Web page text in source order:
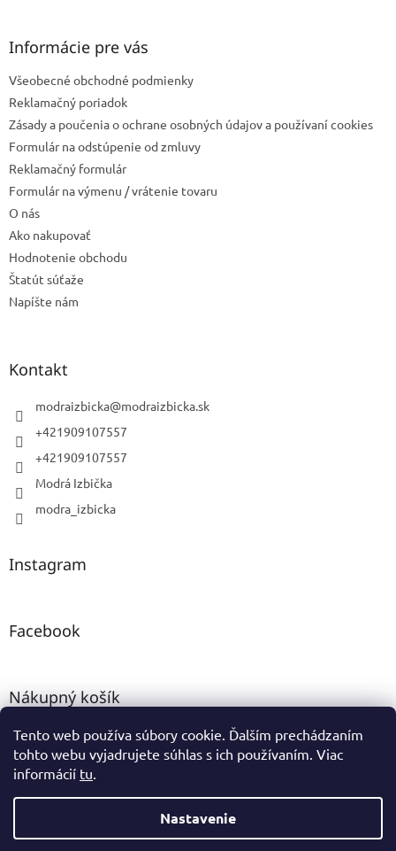
Tento web používa súbory cookie. Ďalším prechádzaním
tohto webu vyjadrujete súhlas s ich používaním. Viac
informácií tu.
Nastavenie
Informácie pre vás
Všeobecné obchodné podmienky
Reklamačný poriadok
Zásady a poučenia o ochrane osobných údajov a používaní cookies
Formulár na odstúpenie od zmluvy
Reklamačný formulár
Formulár na výmenu / vrátenie tovaru
O nás
Ako nakupovať
Hodnotenie obchodu
Štatút súťaže
Napíšte nám
Kontakt
modraizbicka@modraizbicka.sk
+421909107557
+421909107557
Modrá Izbička
modra_izbicka
Instagram
Facebook
Nákupný košík
0 KS /0 €
Vytvoril Shoptet